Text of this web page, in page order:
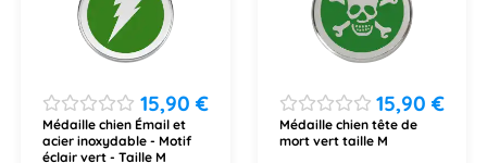
15,90 €
Médaille chien Émail et
acier inoxydable - Motif
éclair vert - Taille M
15,90€
Médaille chien tête de
mort vert taille M